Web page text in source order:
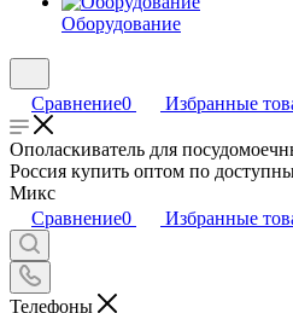
Оборудование
Сравнение0 Избранные
Ополаскиватель для
Россия купить оптом по
Микс
Сравнение0 Избранные
Телефоны